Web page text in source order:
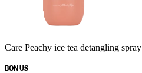
Care Peachy ice tea detangling spray
BONUS